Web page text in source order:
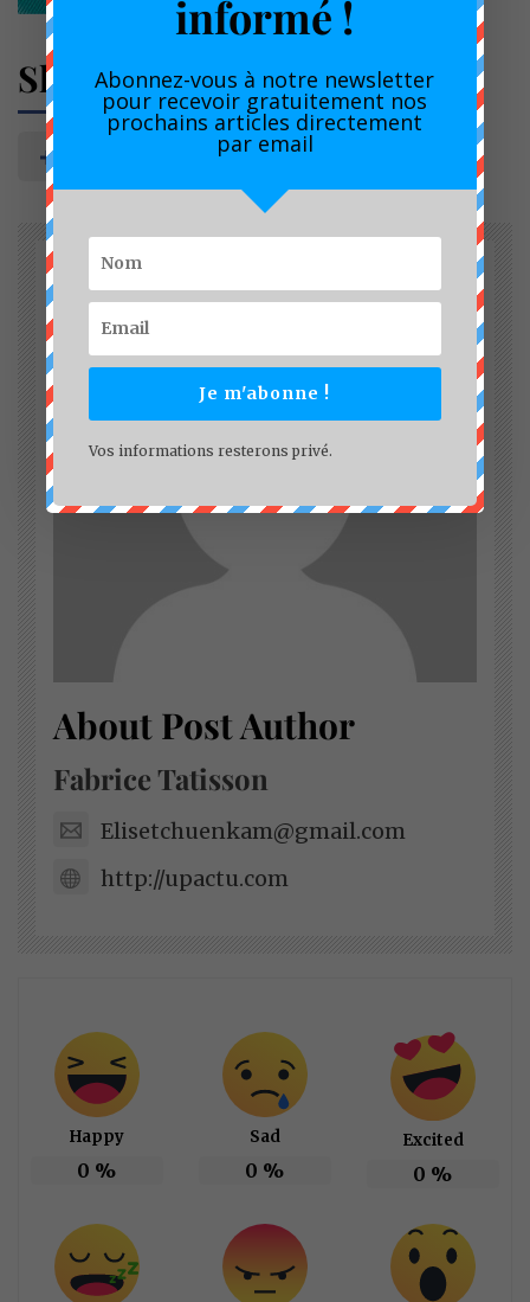
Share
About Post Author
Fabrice Tatisson
Elisetchuenkam@gmail.com
http://upactu.com
Happy
0 %
Sad
0 %
Excited
0 %
informé !
Abonnez-vous à notre newsletter
pour recevoir gratuitement nos
prochains articles directement
par email
Je m'abonne !
Vos informations resterons privé.